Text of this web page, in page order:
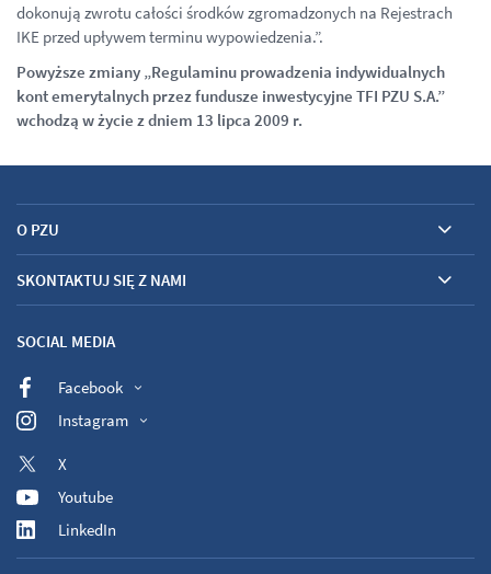
dokonują zwrotu całości środków zgromadzonych na Rejestrach
IKE przed upływem terminu wypowiedzenia.”.
Powyższe zmiany „Regulaminu prowadzenia indywidualnych
kont emerytalnych przez fundusze inwestycyjne TFI PZU S.A.”
wchodzą w życie z dniem 13 lipca 2009 r.
O PZU
SKONTAKTUJ SIĘ Z NAMI
SOCIAL MEDIA
Facebook
Instagram
X
Youtube
LinkedIn